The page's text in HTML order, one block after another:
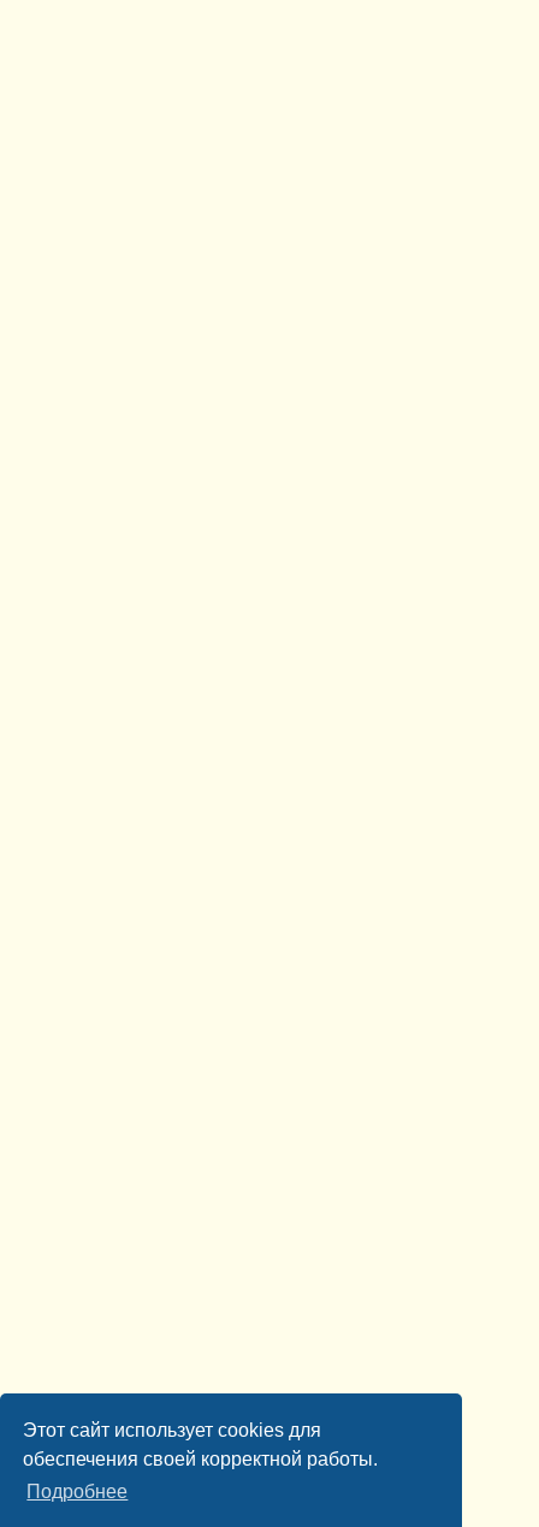
Этот сайт использует cookies для
обеспечения своей корректной работы.
Подробнее